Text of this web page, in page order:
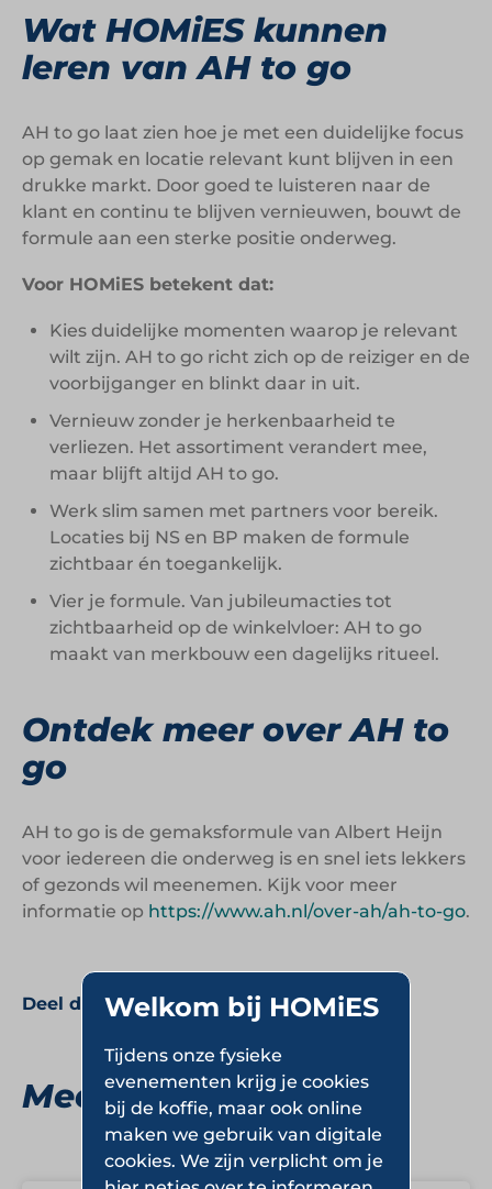
Wat HOMiES kunnen
leren van AH to go
AH to go laat zien hoe je met een duidelijke focus
op gemak en locatie relevant kunt blijven in een
drukke markt. Door goed te luisteren naar de
klant en continu te blijven vernieuwen, bouwt de
formule aan een sterke positie onderweg.
Voor HOMiES betekent dat:
Kies duidelijke momenten waarop je relevant
wilt zijn. AH to go richt zich op de reiziger en de
voorbijganger en blinkt daar in uit.
Vernieuw zonder je herkenbaarheid te
verliezen. Het assortiment verandert mee,
maar blijft altijd AH to go.
Werk slim samen met partners voor bereik.
Locaties bij NS en BP maken de formule
zichtbaar én toegankelijk.
Vier je formule. Van jubileumacties tot
zichtbaarheid op de winkelvloer: AH to go
maakt van merkbouw een dagelijks ritueel.
Ontdek meer over AH to
go
AH to go is de gemaksformule van Albert Heijn
voor iedereen die onderweg is en snel iets lekkers
of gezonds wil meenemen. Kijk voor meer
informatie op https://www.ah.nl/over-ah/ah-to-go.
Deel deze pagina:
Meer Gemakswinkels
Welkom bij HOMiES
Tijdens onze fysieke
evenementen krijg je cookies
bij de koffie, maar ook online
maken we gebruik van digitale
cookies. We zijn verplicht om je